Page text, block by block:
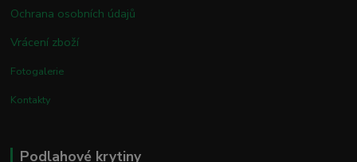
Ochrana osobních údajů
Vrácení zboží
Fotogalerie
Kontakty
Podlahové krytiny